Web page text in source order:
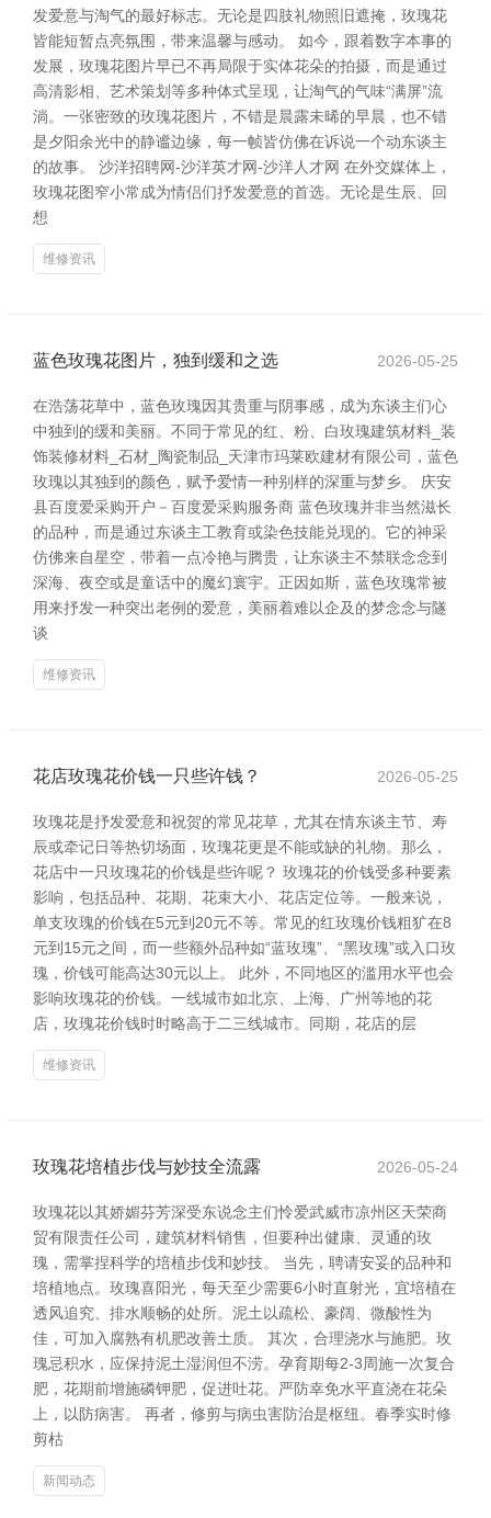
发爱意与淘气的最好标志。无论是四肢礼物照旧遮掩，玫瑰花
皆能短暂点亮氛围，带来温馨与感动。 如今，跟着数字本事的
发展，玫瑰花图片早已不再局限于实体花朵的拍摄，而是通过
高清影相、艺术策划等多种体式呈现，让淘气的气味“满屏”流
淌。一张密致的玫瑰花图片，不错是晨露未晞的早晨，也不错
是夕阳余光中的静谧边缘，每一帧皆仿佛在诉说一个动东谈主
的故事。 沙洋招聘网-沙洋英才网-沙洋人才网 在外交媒体上，
玫瑰花图窄小常成为情侣们抒发爱意的首选。无论是生辰、回
想
维修资讯
蓝色玫瑰花图片，独到缓和之选 2026-05-25
在浩荡花草中，蓝色玫瑰因其贵重与阴事感，成为东谈主们心
中独到的缓和美丽。不同于常见的红、粉、白玫瑰建筑材料_装
饰装修材料_石材_陶瓷制品_天津市玛莱欧建材有限公司，蓝色
玫瑰以其独到的颜色，赋予爱情一种别样的深重与梦乡。 庆安
县百度爱采购开户－百度爱采购服务商 蓝色玫瑰并非当然滋长
的品种，而是通过东谈主工教育或染色技能兑现的。它的神采
仿佛来自星空，带着一点冷艳与腾贵，让东谈主不禁联念念到
深海、夜空或是童话中的魔幻寰宇。正因如斯，蓝色玫瑰常被
用来抒发一种突出老例的爱意，美丽着难以企及的梦念念与隧
谈
维修资讯
花店玫瑰花价钱一只些许钱？ 2026-05-25
玫瑰花是抒发爱意和祝贺的常见花草，尤其在情东谈主节、寿
辰或牵记日等热切场面，玫瑰花更是不能或缺的礼物。那么，
花店中一只玫瑰花的价钱是些许呢？ 玫瑰花的价钱受多种要素
影响，包括品种、花期、花束大小、花店定位等。一般来说，
单支玫瑰的价钱在5元到20元不等。常见的红玫瑰价钱粗犷在8
元到15元之间，而一些额外品种如“蓝玫瑰”、“黑玫瑰”或入口玫
瑰，价钱可能高达30元以上。 此外，不同地区的滥用水平也会
影响玫瑰花的价钱。一线城市如北京、上海、广州等地的花
店，玫瑰花价钱时时略高于二三线城市。同期，花店的层
维修资讯
玫瑰花培植步伐与妙技全流露 2026-05-24
玫瑰花以其娇媚芬芳深受东说念主们怜爱武威市凉州区天荣商
贸有限责任公司，建筑材料销售，但要种出健康、灵通的玫
瑰，需掌捏科学的培植步伐和妙技。 当先，聘请安妥的品种和
培植地点。玫瑰喜阳光，每天至少需要6小时直射光，宜培植在
透风追究、排水顺畅的处所。泥土以疏松、豪阔、微酸性为
佳，可加入腐熟有机肥改善土质。 其次，合理浇水与施肥。玫
瑰忌积水，应保持泥土湿润但不涝。孕育期每2-3周施一次复合
肥，花期前增施磷钾肥，促进吐花。严防幸免水平直浇在花朵
上，以防病害。 再者，修剪与病虫害防治是枢纽。春季实时修
剪枯
新闻动态